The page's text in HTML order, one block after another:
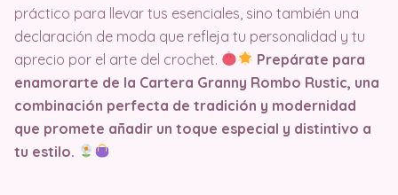
práctico para llevar tus esenciales, sino también una
declaración de moda que refleja tu personalidad y tu
aprecio por el arte del crochet.
Prepárate para
enamorarte de la Cartera Granny Rombo Rustic, una
combinación perfecta de tradición y modernidad
que promete añadir un toque especial y distintivo a
tu estilo.